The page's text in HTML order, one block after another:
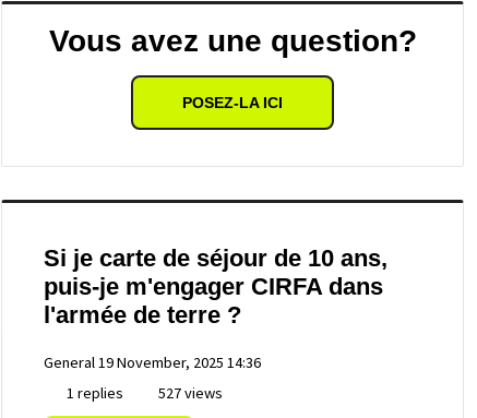
Vous avez une question?
POSEZ-LA ICI
Si je carte de séjour de 10 ans,
puis-je m'engager CIRFA dans
l'armée de terre ?
General19 November, 2025 14:36
1 replies
527 views